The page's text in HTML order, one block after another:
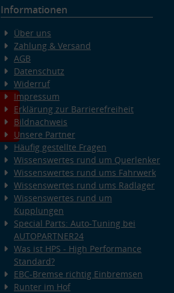
Informationen
Über uns
Zahlung & Versand
AGB
Datenschutz
Widerruf
Impressum
Erklärung zur Barrierefreiheit
Bildnachweis
Unsere Partner
Häufig gestellte Fragen
Wissenswertes rund um Querlenker
Wissenswertes rund ums Fahrwerk
Wissenswertes rund ums Radlager
Wissenswertes rund um
Kupplungen
Special Parts: Auto-Tuning bei
AUTOPARTNER24
Was ist HPS - High Performance
Standard?
EBC-Bremse richtig Einbremsen
Runter im Hof